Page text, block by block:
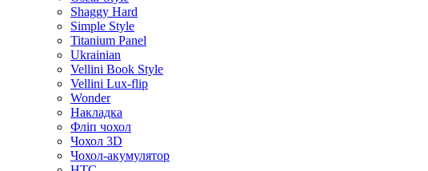
Shaggy Hard
Simple Style
Titanium Panel
Ukrainian
Vellini Book Style
Vellini Lux-flip
Wonder
Накладка
Фліп чохол
Чохол 3D
Чохол-акумулятор